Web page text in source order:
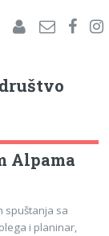
Alpama
spuštanja sa
i planinar,